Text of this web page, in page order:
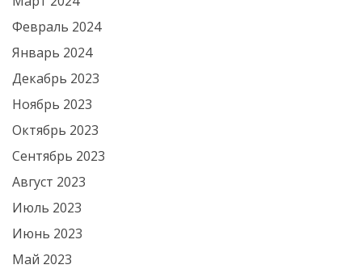
Февраль 2024
Январь 2024
Декабрь 2023
Ноябрь 2023
Октябрь 2023
Сентябрь 2023
Август 2023
Июль 2023
Июнь 2023
Май 2023